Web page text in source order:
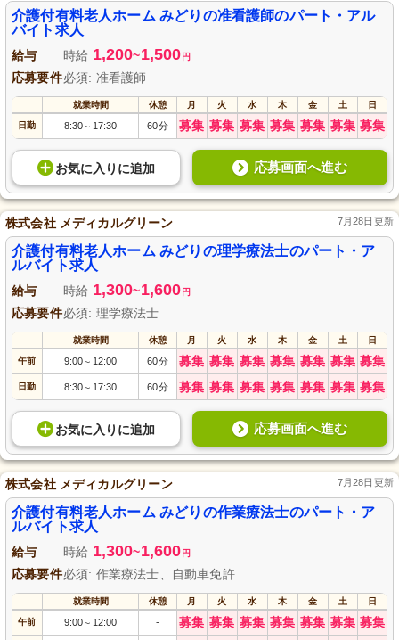
介護付有料老人ホーム みどりの准看護師のパート・アル
バイト求人
給与 時給 1,200~1,500 円
応募要件必須: 准看護師
就業時間 休憩 月 火 水 木 金 土 日
日勤 8:30～ 17:30 60分 募集 募集 募集 募集 募集 募集 募集
お気に入り に追加 応募画面へ進む
株式会社 メディカルグリーン 7月28日更新
介護付有料老人ホーム みどりの理学療法士のパート・ア
ルバイト求人
給与 時給 1,300~1,600 円
応募要件必須: 理学療法士
就業時間 休憩 月 火 水 木 金 土 日
午前 9:00～ 12:00 60分 募集 募集 募集 募集 募集 募集 募集
日勤 8:30～ 17:30 60分 募集 募集 募集 募集 募集 募集 募集
お気に入り に追加 応募画面へ進む
株式会社 メディカルグリーン 7月28日更新
介護付有料老人ホーム みどりの作業療法士のパート・ア
ルバイト求人
給与 時給 1,300~1,600 円
応募要件必須: 作業療法士、自動車免許
就業時間 休憩 月 火 水 木 金 土 日
午前 9:00～ 12:00 - 募集 募集 募集 募集 募集 募集 募集